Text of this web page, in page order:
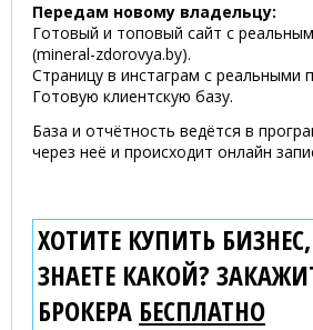
Передам новому владельцу:
Готовый и топовый сайт с
(mineral-zdorovya.by).
Страницу в инстаграм с реальными
Готовую клиентскую базу.
База и отчётность ведётся в
через неё и происходит онлайн
ХОТИТЕ КУПИТЬ
ЗНАЕТЕ КАКОЙ?
БРОКЕРА БЕСПЛАТНО